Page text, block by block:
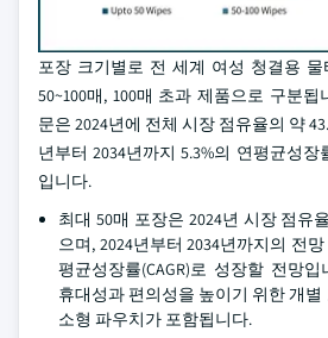
포장 크기별로 전 세계 여성 청결용
50~100매, 100매 초과 제품으로 구분
문은 2024년에 전체 시장 점유율의 약
년부터 2034년까지 5.3%의 연평균성장
입니다.
최대 50매 포장은 2024년 시장 점유
으며, 2024년부터 2034년까지의 전
평균성장률(CAGR)로 성장할 전망
휴대성과 편의성을 높이기 위한 개별
소형 파우치가 포함됩니다.